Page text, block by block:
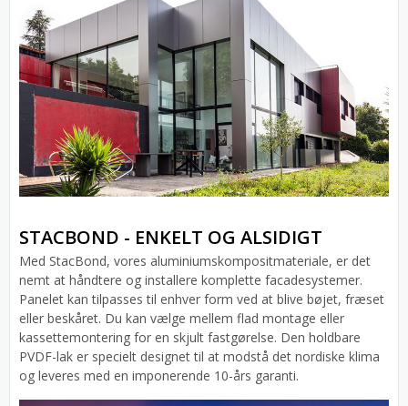
STACBOND - ENKELT OG ALSIDIGT
Med StacBond, vores aluminiumskompositmateriale, er det
nemt at håndtere og installere komplette facadesystemer.
Panelet kan tilpasses til enhver form ved at blive bøjet, fræset
eller beskåret. Du kan vælge mellem flad montage eller
kassettemontering for en skjult fastgørelse. Den holdbare
PVDF-lak er specielt designet til at modstå det nordiske klima
og leveres med en imponerende 10-års garanti.